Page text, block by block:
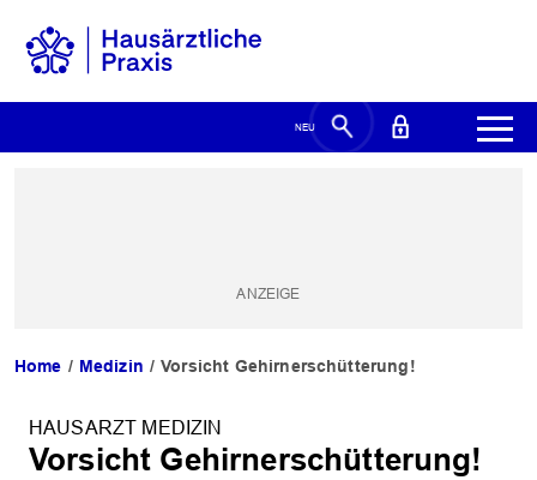
Home Medizin Vorsicht Gehirnerschütterung!
HAUSARZT MEDIZIN
Vorsicht Gehirnerschütterung!